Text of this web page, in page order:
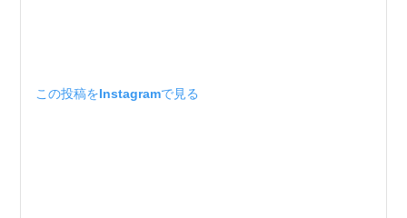
この投稿をInstagramで見る